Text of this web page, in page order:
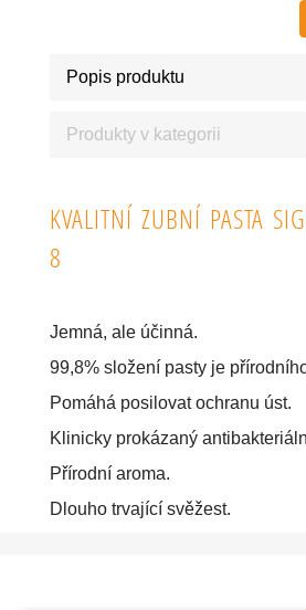
Popis produktu
Produkty v kategorii
KVALITNÍ ZUBNÍ PASTA
8
Jemná, ale účinná.
99,8% složení pasty je
Pomáhá posilovat ochranu úst.
Klinicky prokázaný
Přírodní aroma.
Dlouho trvající svěžest.